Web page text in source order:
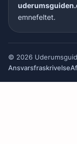
emnefeltet.
© 2026
Ansvarsfraskrivelse